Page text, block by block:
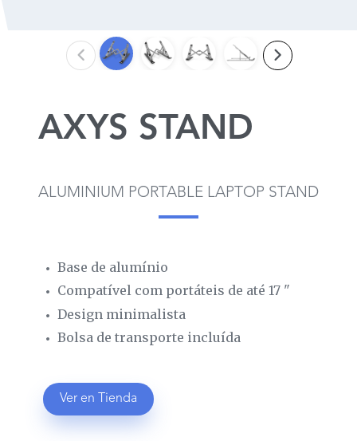
AXYS STAND
ALUMINIUM PORTABLE LAPTOP STAND
Base de alumínio
Compatível com portáteis de até 17 "
Design minimalista
Bolsa de transporte incluída
Ver en Tienda